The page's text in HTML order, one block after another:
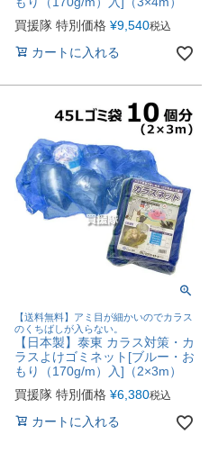
買援隊 特別価格 ¥9,540税込
カートに入れる
【送料無料】アミ目が細かいのでカラス
のくちばしが入らない。
【日本製】泰東 カラス対策・カ
ラスよけゴミネット[ブルー・お
もり（170g/m）入]（2×3m）
買援隊 特別価格 ¥6,380税込
カートに入れる